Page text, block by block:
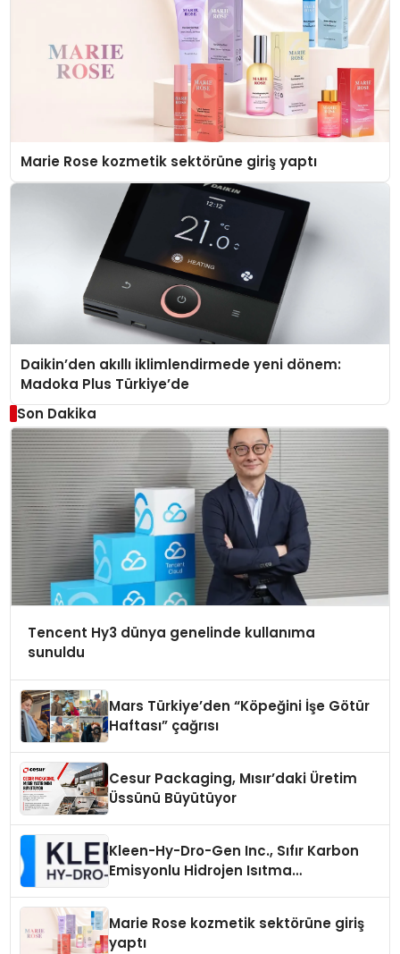
Marie Rose kozmetik sektörüne giriş yaptı
Daikin’den akıllı iklimlendirmede yeni dönem:
Madoka Plus Türkiye’de
Son Dakika
Tencent Hy3 dünya genelinde kullanıma
sunuldu
Mars Türkiye’den “Köpeğini İşe Götür
Haftası” çağrısı
Cesur Packaging, Mısır’daki Üretim
Üssünü Büyütüyor
Kleen-Hy-Dro-Gen Inc., Sıfır Karbon
Emisyonlu Hidrojen Isıtma
Marie Rose kozmetik sektörüne giriş
yaptı